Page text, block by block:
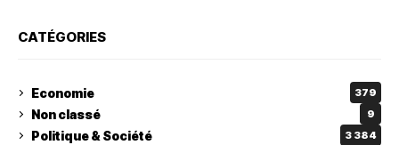
CATÉGORIES
Economie 379
Non classé 9
Politique & Société 3 384